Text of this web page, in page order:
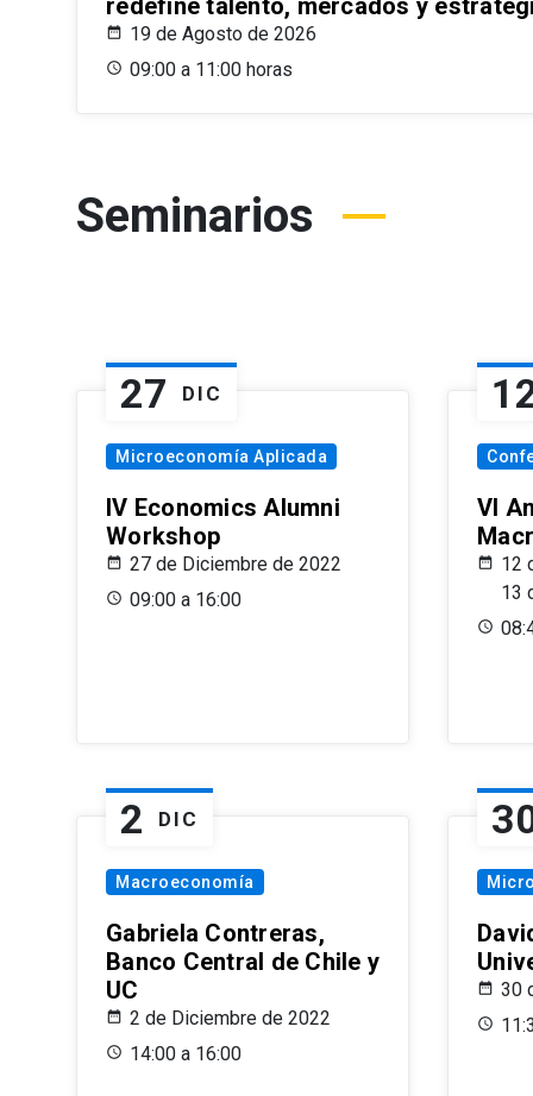
redefine talento, mercados y
19 de Agosto de 2026
09:00 a 11:00 horas
Seminarios
27 DIC
Microeconomía Aplicada
IV Economics Alumni
Workshop
27 de Diciembre de 2022
09:00 a 16:00
VI
12
13
2 DIC
Macroeconomía
Gabriela Contreras,
Banco Central de Chile y
UC
2 de Diciembre de 2022
14:00 a 16:00
30